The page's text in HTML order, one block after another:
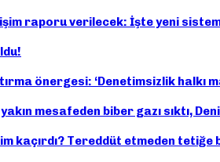
raporu verilecek: İşte yeni
önergesi: ‘Denetimsizlik halkı
mesafeden biber gazı sıktı,
kaçırdı? Tereddüt etmeden tetiğe